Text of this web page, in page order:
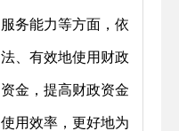
服务能力等方面，依
法、有效地使用财政
资金，提高财政资金
使用效率，更好地为